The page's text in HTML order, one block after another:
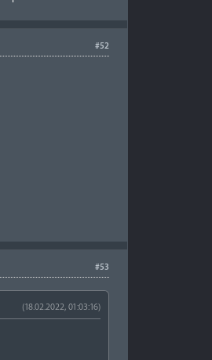
#52
#53
(18.02.2022, 01:03:16)